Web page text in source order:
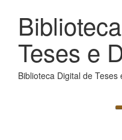
Teses e
Biblioteca Digital de Teses